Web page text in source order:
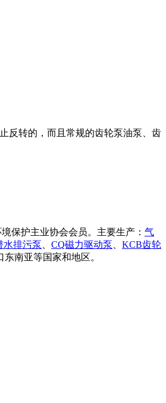
反转的，而且常规的齿轮泵油泵、齿
保护主业协会会员。主要生产： 气
水排污泵 CQ磁力驱动泵
KCB齿轮
南亚等国家和地区。